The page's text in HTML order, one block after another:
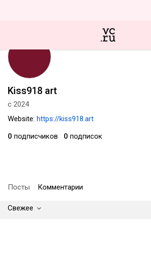
Kiss918 art
с 2024
Website: https://kiss918.art
0 подписчиков 0 подписок
Посты Комментарии
Свежее